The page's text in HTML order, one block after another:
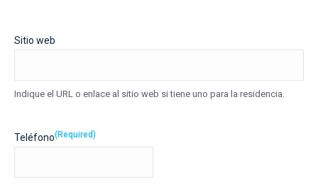
Sitio web
Indique el URL o enlace al sitio web si tiene uno para la residencia.
Teléfono(Required)